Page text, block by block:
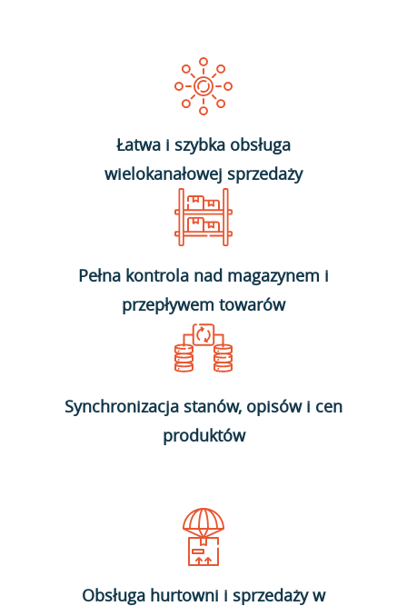
Łatwa i szybka obsługa
wielokanałowej sprzedaży
Pełna kontrola nad magazynem i
przepływem towarów
Synchronizacja stanów, opisów i cen
produktów
Obsługa hurtowni i sprzedaży w